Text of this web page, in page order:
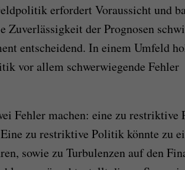
erfordert Voraussicht und
Zuverlässigkeit der Prognosen
entscheidend. In einem Umfeld
vor allem schwerwiegende Fehler
Fehler machen: eine zu restriktive
zu restriktive Politik könnte zu
sowie zu Turbulenzen auf den